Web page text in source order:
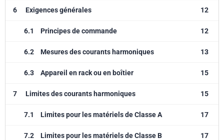
6 Exigences générales 12
6.1 Principes de commande 12
6.2 Mesures des courants harmoniques 13
6.3 Appareil en rack ou en boîtier 15
7 Limites des courants harmoniques 15
7.1 Limites pour les matériels de Classe A 17
7.2 Limites pour les matériels de Classe B 17